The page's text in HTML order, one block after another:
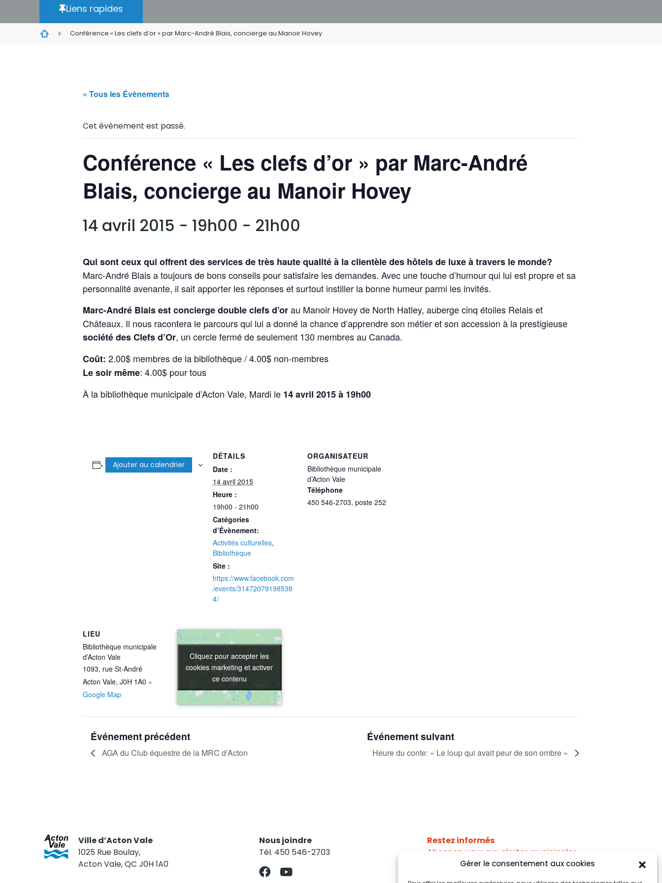
Gérer le consentement aux cookies
Liens rapides
Conférence « Les clefs d’or » par Marc-André Blais, concierge au Manoir Hovey
« Tous les Évènements
Cet évènement est passé.
Conférence « Les clefs d’or » par Marc-André
Blais, concierge au Manoir Hovey
14 avril 2015 - 19h00 - 21h00
Qui sont ceux qui offrent des services de très haute qualité à la clientèle des hôtels de luxe à travers le monde?
Marc-André Blais a toujours de bons conseils pour satisfaire les demandes. Avec une touche d’humour qui lui est propre et sa
personnalité avenante, il sait apporter les réponses et surtout instiller la bonne humeur parmi les invités.
Marc-André Blais est concierge double clefs d’orau Manoir Hovey de North Hatley, auberge cinq étoiles Relais et
Châteaux. Il nous racontera le parcours qui lui a donné la chance d’apprendre son métier et son accession à la prestigieuse
société des Clefs d’Or, un cercle fermé de seulement 130 membres au Canada.
Coût: 2.00$ membres de la bibliothèque / 4.00$ non-membres
Le soir même: 4.00$ pour tous
À la bibliothèque municipale d’Acton Vale, Mardi le 14 avril 2015 à 19h00
Ajouter au calendrier
DÉTAILS
Date :
14 avril 2015
Heure :
19h00 - 21h00
Catégories
d’Évènement:
Activités culturelles,
Bibliothèque
Site :
https://www.facebook.com
/events/31472079198538
4/
ORGANISATEUR
Bibliothèque municipale
d’Acton Vale
Téléphone
450 546-2703, poste 252
LIEU
Bibliothèque municipale
d’Acton Vale
1093, rue St-André
Acton Vale, J0H 1A0 +
Google Map
Cliquez pour accepter les
cookies marketing et activer
ce contenu
Cliquez pour accepter les
cookies marketing et activer
ce contenu
Événement précédent
AGA du Club équestre de la MRC d’Acton
Événement suivant
Heure du conte: « Le loup qui avait peur de son ombre »
Ville d’Acton Vale
1025 Rue Boulay,
Acton Vale, QC J0H 1A0
Nous joindre
Tél. 450 546-2703
Restez informés
Abonnez-vous aux alertes municipales